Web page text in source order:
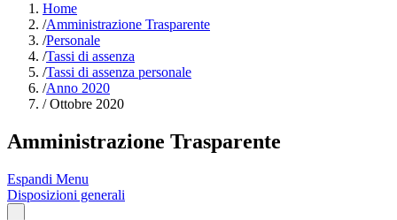
Home
/Amministrazione Trasparente
/Personale
/Tassi di assenza
/Tassi di assenza personale
/Anno 2020
/Ottobre 2020
Amministrazione Trasparente
Espandi Menu
Disposizioni generali